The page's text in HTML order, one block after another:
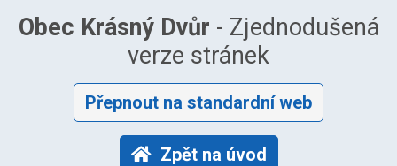
Obec Krásný Dvůr - Zjednodušená
verze stránek
Přepnout na standardní web
Zpět na úvod